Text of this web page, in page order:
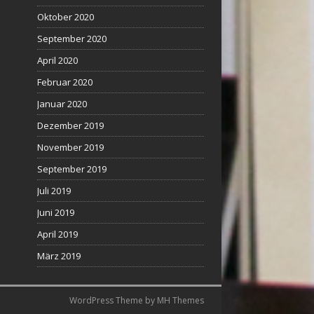
Oktober 2020
September 2020
April 2020
Februar 2020
Januar 2020
Dezember 2019
November 2019
September 2019
Juli 2019
Juni 2019
April 2019
März 2019
WordPress Theme by MH Themes